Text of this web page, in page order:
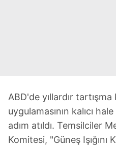
ABD'de yıllardır
uygulamasının kalıcı
adım atıldı. Temsilciler
Komitesi, "Güneş Işığını